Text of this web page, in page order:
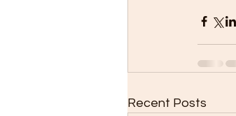
Recent Posts